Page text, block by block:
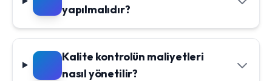
yapılmalıdır?
Kalite kontrolün maliyetleri
nasıl yönetilir?